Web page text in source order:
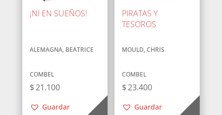
¡NI EN SUEÑOS!
ALEMAGNA, BEATRICE
COMBEL
$21.100
Guardar
PIRATAS Y
TESOROS
MOULD, CHRIS
COMBEL
$23.400
Guardar